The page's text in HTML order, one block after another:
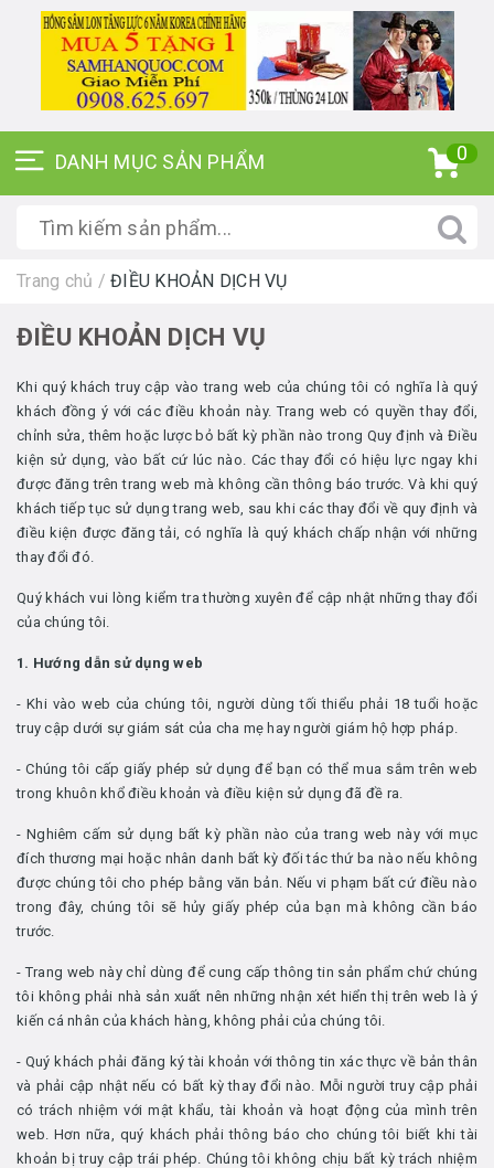
0
Trang chủ / ĐIỀU KHOẢN DỊCH VỤ
ĐIỀU KHOẢN DỊCH VỤ
Khi quý khách truy cập vào trang web của chúng tôi có nghĩa là quý
khách đồng ý với các điều khoản này. Trang web có quyền thay đổi,
chỉnh sửa, thêm hoặc lược bỏ bất kỳ phần nào trong Quy định và Điều
kiện sử dụng, vào bất cứ lúc nào. Các thay đổi có hiệu lực ngay khi
được đăng trên trang web mà không cần thông báo trước. Và khi quý
khách tiếp tục sử dụng trang web, sau khi các thay đổi về quy định và
điều kiện được đăng tải, có nghĩa là quý khách chấp nhận với những
thay đổi đó.
Quý khách vui lòng kiểm tra thường xuyên để cập nhật những thay đổi
của chúng tôi.
1. Hướng dẫn sử dụng web
- Khi vào web của chúng tôi, người dùng tối thiểu phải 18 tuổi hoặc
truy cập dưới sự giám sát của cha mẹ hay người giám hộ hợp pháp.
- Chúng tôi cấp giấy phép sử dụng để bạn có thể mua sắm trên web
trong khuôn khổ điều khoản và điều kiện sử dụng đã đề ra.
- Nghiêm cấm sử dụng bất kỳ phần nào của trang web này với mục
đích thương mại hoặc nhân danh bất kỳ đối tác thứ ba nào nếu không
được chúng tôi cho phép bằng văn bản. Nếu vi phạm bất cứ điều nào
trong đây, chúng tôi sẽ hủy giấy phép của bạn mà không cần báo
trước.
- Trang web này chỉ dùng để cung cấp thông tin sản phẩm chứ chúng
tôi không phải nhà sản xuất nên những nhận xét hiển thị trên web là ý
kiến cá nhân của khách hàng, không phải của chúng tôi.
- Quý khách phải đăng ký tài khoản với thông tin xác thực về bản thân
và phải cập nhật nếu có bất kỳ thay đổi nào. Mỗi người truy cập phải
có trách nhiệm với mật khẩu, tài khoản và hoạt động của mình trên
web. Hơn nữa, quý khách phải thông báo cho chúng tôi biết khi tài
khoản bị truy cập trái phép. Chúng tôi không chịu bất kỳ trách nhiệm